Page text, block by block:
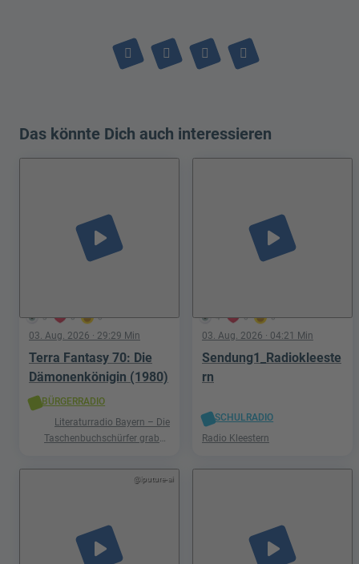
Das könnte Dich auch interessieren
3 0 0
play_arrow
03. Aug. 2026 · 29:29 Min
Terra Fantasy 70: Die
Dämonenkönigin (1980)
BÜRGERRADIO
Literaturradio Bayern – Die
Taschenbuchschürfer graben
Phantastik
4 0 0
play_arrow
03. Aug. 2026 · 04:21 Min
Sendung1_Radiokleeste
rn
SCHULRADIO
Radio Kleestern
@iputure-ai
play_arrow play_arrow